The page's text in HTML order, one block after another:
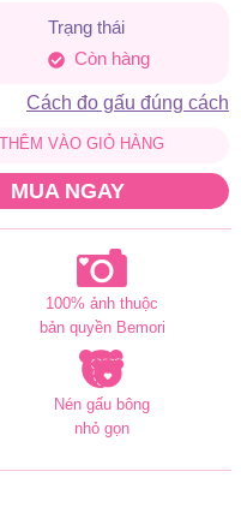
Trạng thái
Còn hàng
Cách đo gấu đúng cách
THÊM VÀO GIỎ HÀNG
MUA NGAY
100% ảnh thuộc
bản quyền Bemori
Nén gấu bông
nhỏ gọn